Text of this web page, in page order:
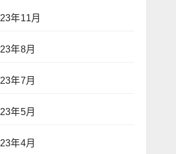
年11月
年8月
年7月
年5月
年4月